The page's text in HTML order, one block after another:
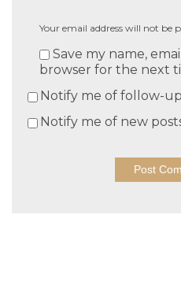
Your email address will not be
Save my name,
browser for the next
Notify me of follow-
Notify me of new